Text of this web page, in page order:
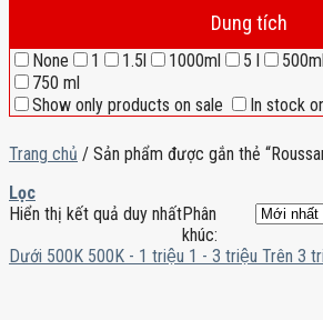
Dung tích
None 1 1.5l 1000ml 5 l
750 ml
Show only products on sale
In stock
Trang chủ / Sản phẩm được gắn thẻ
Lọc
Hiển thị kết quả duy nhấtPhân
khúc:
Dưới 500K 500K - 1 triệu 1 - 3 triệu Trên 3